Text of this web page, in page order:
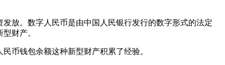
放。数字人民币是由中国人民银行发行的数字形式的法定
财产。
币钱包余额这种新型财产积累了经验。